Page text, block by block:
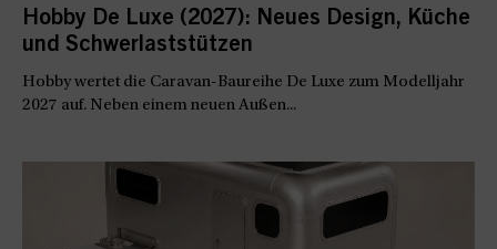
Hobby De Luxe (2027): Neues Design, Küche
und Schwerlaststützen
Hobby wertet die Caravan-Baureihe De Luxe zum Modelljahr
2027 auf. Neben einem neuen Außen...